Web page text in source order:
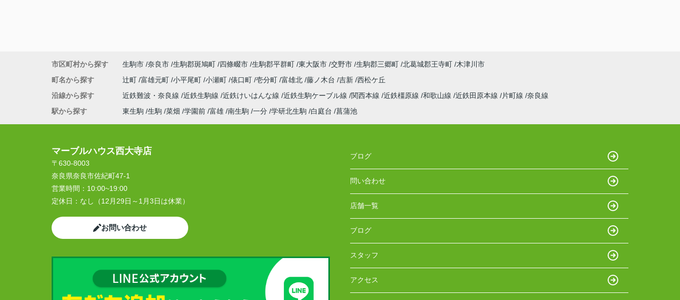
市区町村から探す 生駒市 奈良市 生駒郡斑鳩町 四條畷市 生駒郡平群町 東大阪市 交野市 生駒郡三郷町 北葛城郡王寺町 木津川市
町名から探す
辻町 富雄元町 小平尾町 小瀬町 俵口町 壱分町 富雄北 藤ノ木台 吉新 西松ケ丘
沿線から探す
近鉄難波・奈良線 近鉄生駒線 近鉄けいはんな線 近鉄生駒ケーブル線 関西本線 近鉄橿原線 和歌山線 近鉄田原本線 片町線 奈良線
駅から探す
東生駒 生駒 菜畑 学園前 富雄 南生駒 一分 学研北生駒 白庭台 菖蒲池
マーブルハウス西大寺店
〒630-8003
奈良県奈良市佐紀町47-1
営業時間： 10:00~19:00
定休日： なし（12月29日～1月3日は休業）
お問い合わせ
ブログ
問い合わせ
店舗一覧
ブログ
スタッフ
アクセス